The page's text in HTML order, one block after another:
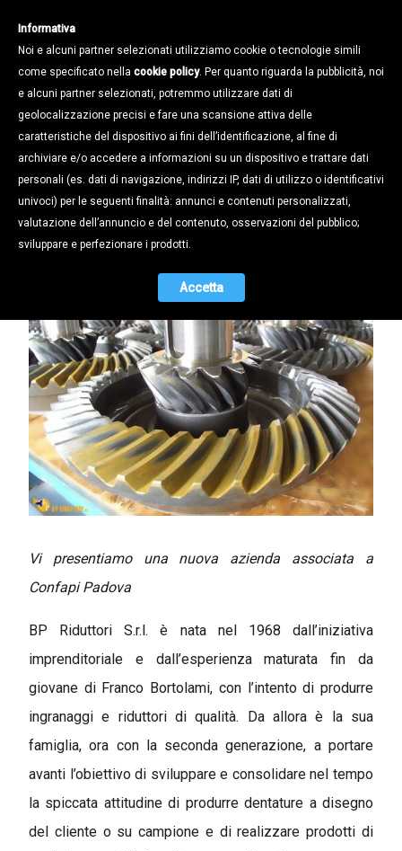
BP Riduttori, da più di cinquant'anni
produzione di ingranaggi e gruppi
completi
27.08.2019
Vi presentiamo una nuova azienda associata a
Confapi Padova
BP Riduttori S.r.l. è nata nel 1968 dall’iniziativa
imprenditoriale e dall’esperienza maturata fin da
giovane di Franco Bortolami, con l’intento di produrre
ingranaggi e riduttori di qualità. Da allora è la sua
famiglia, ora con la seconda generazione, a portare
avanti l’obiettivo di sviluppare e consolidare nel tempo
la spiccata attitudine di produrre dentature a disegno
del cliente o su campione e di realizzare prodotti di
Informativa
Noi e alcuni partner selezionati utilizziamo cookie o tecnologie simili
come specificato nella cookie policy. Per quanto riguarda la pubblicità, noi
e alcuni partner selezionati, potremmo utilizzare dati di
geolocalizzazione precisi e fare una scansione attiva delle
caratteristiche del dispositivo ai fini dell’identificazione, al fine di
archiviare e/o accedere a informazioni su un dispositivo e trattare dati
personali (es. dati di navigazione, indirizzi IP, dati di utilizzo o identificativi
univoci) per le seguenti finalità: annunci e contenuti personalizzati,
valutazione dell’annuncio e del contenuto, osservazioni del pubblico;
sviluppare e perfezionare i prodotti.
Accetta